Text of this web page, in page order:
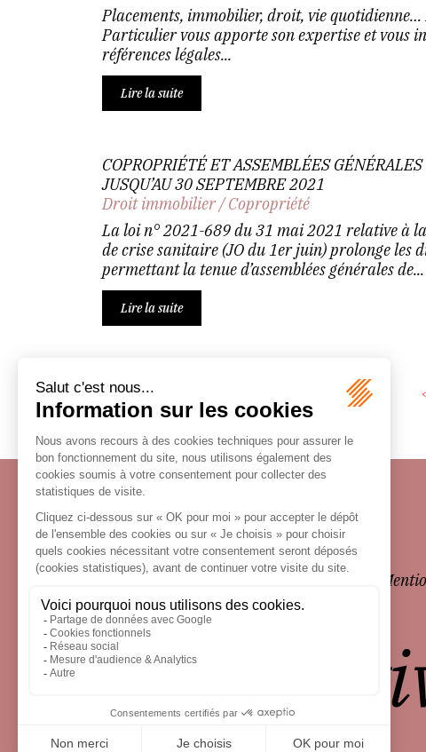
Placements, immobilier, droit, vie
Particulier vous apporte son expertise et vous
références légales...
Lire la suite
COPROPRIÉTÉ ET ASSEMBLÉES
JUSQU’AU 30 SEPTEMBRE 2021
Droit immobilier/Copropriété
La loi n° 2021-689 du 31 mai 2021 relative à
de crise sanitaire (JO du 1er juin) prolonge les
permettant la tenue d’assemblées générales de...
Lire la suite
Écosystème
le droit